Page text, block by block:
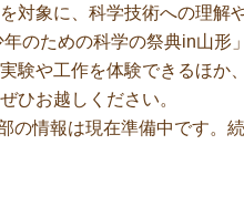
対象に、科学技術への理解
のための科学の祭典in山形
験や工作を体験できるほか
ひお越しください。
の情報は現在準備中です。